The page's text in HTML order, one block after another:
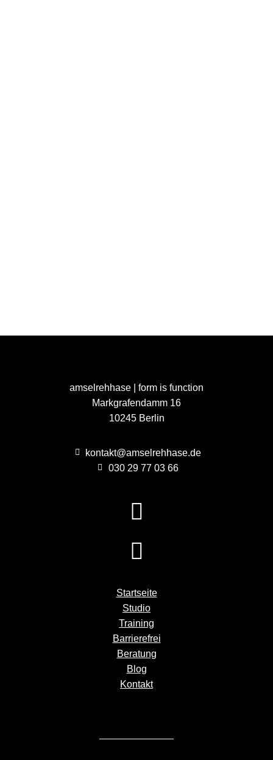
amselrehhase | form is function
Markgrafendamm 16
10245 Berlin
kontakt@amselrehhase.de
030 29 77 03 66
Startseite
Studio
Training
Barrierefrei
Beratung
Blog
Kontakt